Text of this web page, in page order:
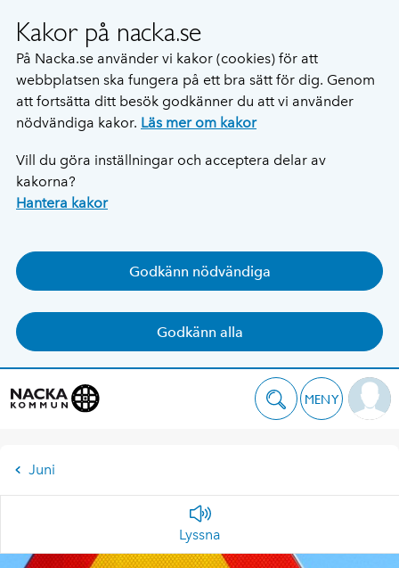
Kakor på nacka.se
På Nacka.se använder vi kakor (cookies) för att
webbplatsen ska fungera på ett bra sätt för dig. Genom
att fortsätta ditt besök godkänner du att vi använder
nödvändiga kakor. Läs mer om kakor
Vill du göra inställningar och acceptera delar av
kakorna?
Hantera kakor
Godkänn nödvändiga
Godkänn alla
MENY
Juni
Lyssna